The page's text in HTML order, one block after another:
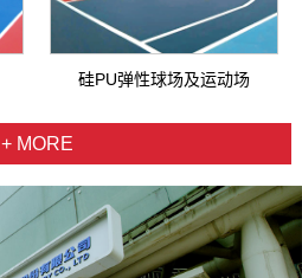
硅PU弹性球场及运动场
+ MORE